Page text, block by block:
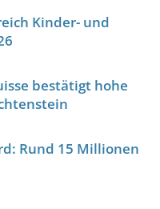
Kinder- und
bestätigt hohe
Rund 15 Millionen